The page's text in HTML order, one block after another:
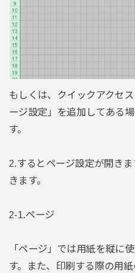
もしくは、クイックアクセ
ージ設定」を追加してある
す。
2.するとページ設定が開き
きます。
2-1.ページ
「ページ」では用紙を縦に
す。また、印刷する際の用